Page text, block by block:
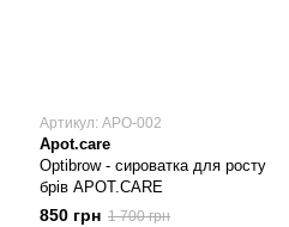
Артикул: APO-002
Apot.care
Optibrow - сироватка для росту
брів APOT.CARE
850 грн 1 700 грн